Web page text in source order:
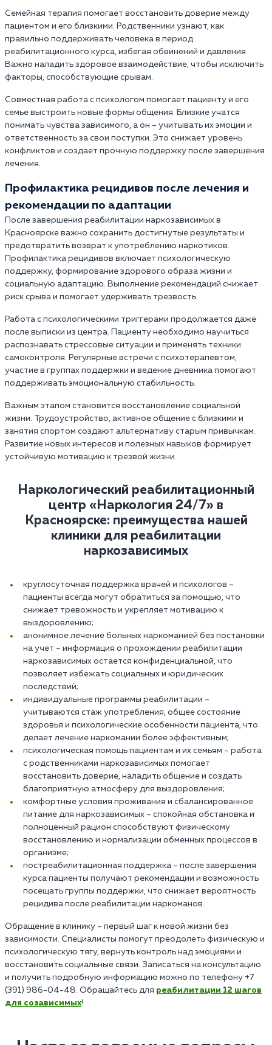
Семейная терапия помогает восстановить доверие между
пациентом и его близкими. Родственники узнают, как
правильно поддерживать человека в период
реабилитационного курса, избегая обвинений и давления.
Важно наладить здоровое взаимодействие, чтобы исключить
факторы, способствующие срывам.
Совместная работа с психологом помогает пациенту и его
семье выстроить новые формы общения. Близкие учатся
понимать чувства зависимого, а он – учитывать их эмоции и
ответственность за свои поступки. Это снижает уровень
конфликтов и создает прочную поддержку после завершения
лечения.
Профилактика рецидивов после лечения и
рекомендации по адаптации
После завершения реабилитации наркозависимых в
Красноярске важно сохранить достигнутые результаты и
предотвратить возврат к употреблению наркотиков.
Профилактика рецидивов включает психологическую
поддержку, формирование здорового образа жизни и
социальную адаптацию. Выполнение рекомендаций снижает
риск срыва и помогает удерживать трезвость.
Работа с психологическими триггерами продолжается даже
после выписки из центра. Пациенту необходимо научиться
распознавать стрессовые ситуации и применять техники
самоконтроля. Регулярные встречи с психотерапевтом,
участие в группах поддержки и ведение дневника помогают
поддерживать эмоциональную стабильность.
Важным этапом становится восстановление социальной
жизни. Трудоустройство, активное общение с близкими и
занятия спортом создают альтернативу старым привычкам.
Развитие новых интересов и полезных навыков формирует
устойчивую мотивацию к трезвой жизни.
Наркологический реабилитационный
центр «Наркология 24/7»‎ в
Красноярске: преимущества нашей
клиники для реабилитации
наркозависимых
круглосуточная поддержка врачей и психологов –
пациенты всегда могут обратиться за помощью, что
снижает тревожность и укрепляет мотивацию к
выздоровлению;
анонимное лечение больных наркоманией без постановки
на учет – информация о прохождении реабилитации
наркозависимых остается конфиденциальной, что
позволяет избежать социальных и юридических
последствий;
индивидуальные программы реабилитации –
учитываются стаж употребления, общее состояние
здоровья и психологические особенности пациента, что
делает лечение наркомании более эффективным;
психологическая помощь пациентам и их семьям – работа
с родственниками наркозависимых помогает
восстановить доверие, наладить общение и создать
благоприятную атмосферу для выздоровления;
комфортные условия проживания и сбалансированное
питание для наркозависимых – спокойная обстановка и
полноценный рацион способствуют физическому
восстановлению и нормализации обменных процессов в
организме;
постреабилитационная поддержка – после завершения
курса пациенты получают рекомендации и возможность
посещать группы поддержки, что снижает вероятность
рецидива после реабилитации наркоманов.
Обращение в клинику – первый шаг к новой жизни без
зависимости. Специалисты помогут преодолеть физическую и
психологическую тягу, вернуть контроль над эмоциями и
восстановить социальные связи. Записаться на консультацию
и получить подробную информацию можно по телефону +7
(391) 986-04-48. Обращайтесь для реабилитации 12 шагов
для созависимых!